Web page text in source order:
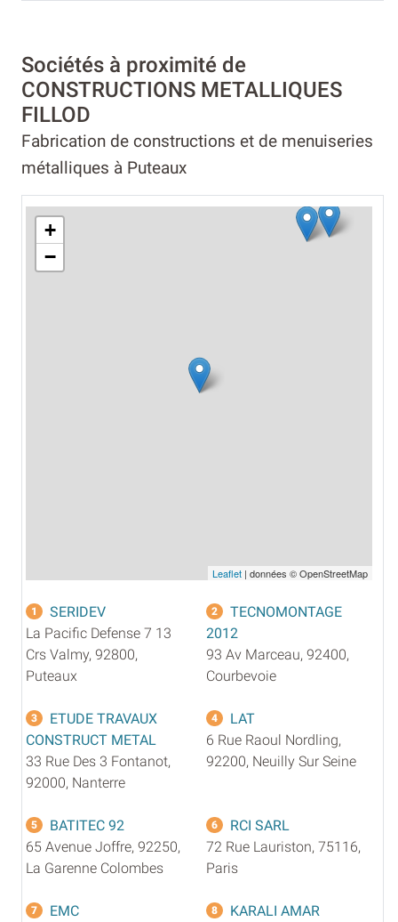
Sociétés à proximité de
CONSTRUCTIONS METALLIQUES
FILLOD
Fabrication de constructions et de menuiseries
métalliques à Puteaux
+
−
Leaflet | données © OpenStreetMap
1
SERIDEV
La Pacific Defense 7 13
Crs Valmy, 92800,
Puteaux
2
TECNOMONTAGE
2012
93 Av Marceau, 92400,
Courbevoie
3
ETUDE TRAVAUX
CONSTRUCT METAL
33 Rue Des 3 Fontanot,
92000, Nanterre
4
LAT
6 Rue Raoul Nordling,
92200, Neuilly Sur Seine
5
BATITEC 92
65 Avenue Joffre, 92250,
La Garenne Colombes
6
RCI SARL
72 Rue Lauriston, 75116,
Paris
7
EMC
8
KARALI AMAR